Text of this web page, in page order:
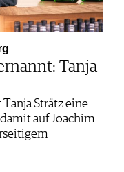
Tanja
Strätz eine
auf Joachim